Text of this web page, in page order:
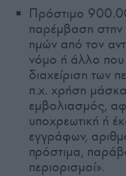
Πρόστιμο
παρέμβαση στην
ημών από τον
νόμο ή άλλο που
διαχείριση των
π.χ. χρήση
εμβολιασμός,
υποχρεωτική ή
εγγράφων,
πρόστιμα,
περιορισμοί».